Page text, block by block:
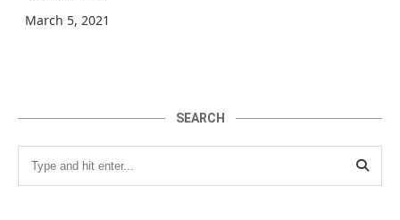
March 5, 2021
SEARCH